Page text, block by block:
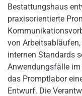
Bestattungshaus
praxisorientierte
von
internen Standards
Anwendungsfälle
das Promptlabor
Entwurf. Die